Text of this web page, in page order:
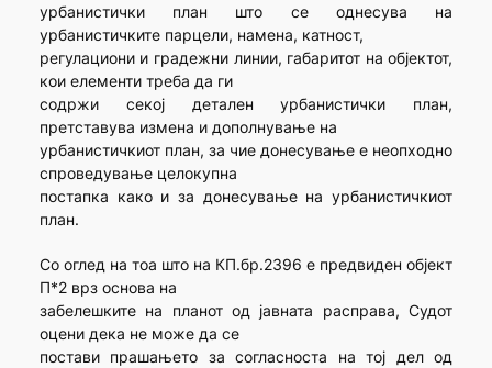
урбанистички план што се однесува на
урбанистичките парцели, намена, катност,
регулациони и градежни линии, габаритот на објектот,
кои елементи треба да ги
содржи секој детален урбанистички план,
претставува измена и дополнување на
урбанистичкиот план, за чие донесување е неопходно
спроведување целокупна
постапка како и за донесување на урбанистичкиот
план.
Со оглед на тоа што на КП.бр.2396 е предвиден објект
П*2 врз основа на
забелешките на планот од јавната расправа, Судот
оцени дека не може да се
постави прашањето за согласноста на тој дел од